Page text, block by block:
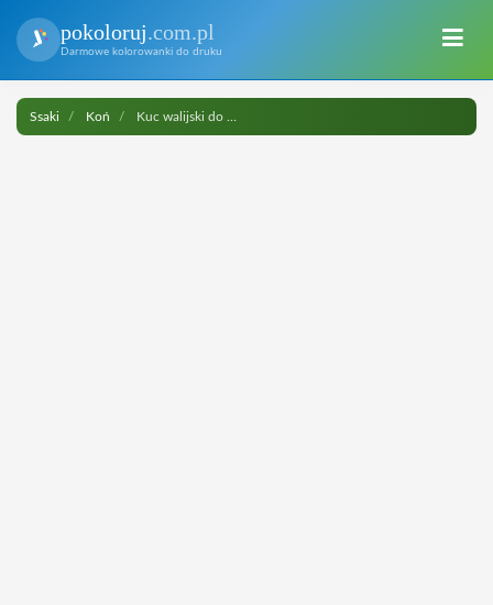
pokoloruj.com.pl
Darmowe kolorowanki do druku
Ssaki Koń Kuc walijski do druku